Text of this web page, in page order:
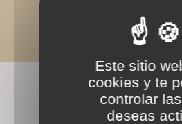
LIVRES
Este sitio
cookies y te
controlar
deseas